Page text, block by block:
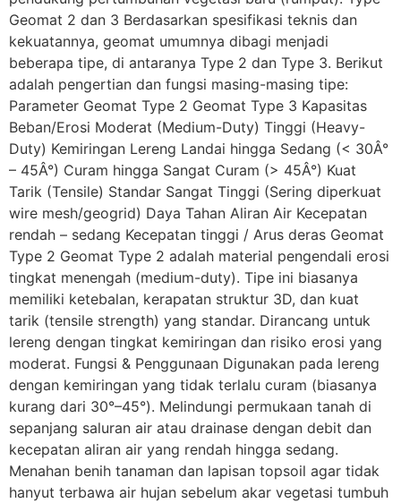
Geomat 2 dan 3 Berdasarkan spesifikasi teknis dan
kekuatannya, geomat umumnya dibagi menjadi
beberapa tipe, di antaranya Type 2 dan Type 3. Berikut
adalah pengertian dan fungsi masing-masing tipe:
Parameter Geomat Type 2 Geomat Type 3 Kapasitas
Beban/Erosi Moderat (Medium-Duty) Tinggi (Heavy-
Duty) Kemiringan Lereng Landai hingga Sedang (< 30Â°
– 45Â°) Curam hingga Sangat Curam (> 45Â°) Kuat
Tarik (Tensile) Standar Sangat Tinggi (Sering diperkuat
wire mesh/geogrid) Daya Tahan Aliran Air Kecepatan
rendah – sedang Kecepatan tinggi / Arus deras Geomat
Type 2 Geomat Type 2 adalah material pengendali erosi
tingkat menengah (medium-duty). Tipe ini biasanya
memiliki ketebalan, kerapatan struktur 3D, dan kuat
tarik (tensile strength) yang standar. Dirancang untuk
lereng dengan tingkat kemiringan dan risiko erosi yang
moderat. Fungsi & Penggunaan Digunakan pada lereng
dengan kemiringan yang tidak terlalu curam (biasanya
kurang dari 30°–45°). Melindungi permukaan tanah di
sepanjang saluran air atau drainase dengan debit dan
kecepatan aliran air yang rendah hingga sedang.
Menahan benih tanaman dan lapisan topsoil agar tidak
hanyut terbawa air hujan sebelum akar vegetasi tumbuh